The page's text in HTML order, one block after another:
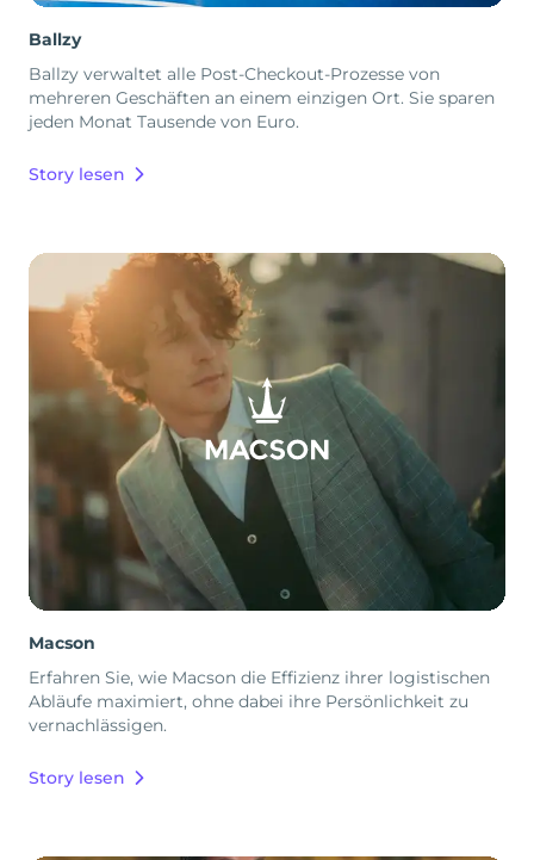
Ballzy
Ballzy verwaltet alle Post-Checkout-Prozesse von
mehreren Geschäften an einem einzigen Ort. Sie sparen
jeden Monat Tausende von Euro.
Story lesen
Macson
Erfahren Sie, wie Macson die Effizienz ihrer logistischen
Abläufe maximiert, ohne dabei ihre Persönlichkeit zu
vernachlässigen.
Story lesen